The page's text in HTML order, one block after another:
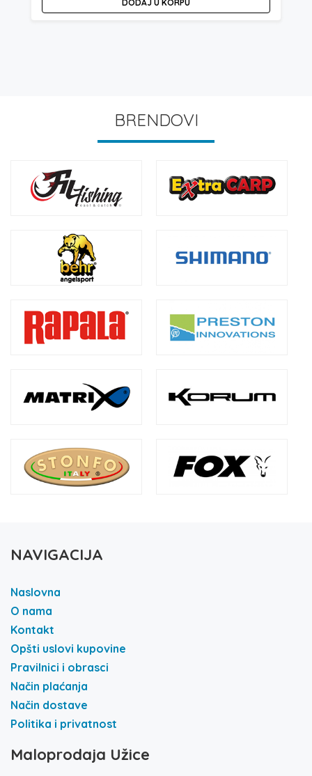
DODAJ U KORPU
BRENDOVI
NAVIGACIJA
Naslovna
O nama
Kontakt
Opšti uslovi kupovine
Pravilnici i obrasci
Način plaćanja
Način dostave
Politika i privatnost
Maloprodaja Užice